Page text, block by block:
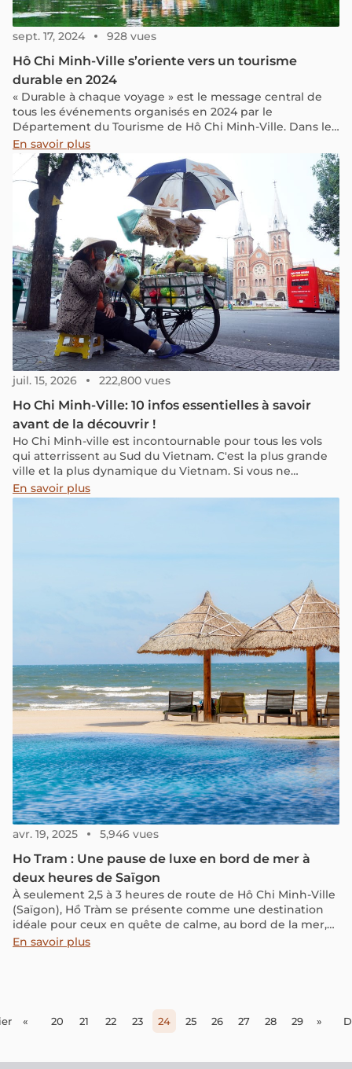
sept. 17, 2024 928 vues
Hô Chi Minh-Ville s’oriente vers un tourisme
durable en 2024
« Durable à chaque voyage » est le message central de
tous les événements organisés en 2024 par le
Département du Tourisme de Hô Chi Minh-Ville. Dans le
cadre de la transition énergétique sans émissions visant
un développement durable, les autorités de la métropole
du sud, en collaboration avec des partenaires dans le
domaine du tourisme, ont activement proposé aux
voyageurs des circuits de tourisme responsables lors du
salon ITE HCMC 2024 (le 18ème Salon International du
Tourisme, un événement de premier plan et de grande
envergure au Vietnam).
En savoir plus
juil. 15, 2026 222,800 vues
Ho Chi Minh-Ville: 10 infos essentielles à savoir
avant de la découvrir !
Ho Chi Minh-ville est incontournable pour tous les vols
qui atterrissent au Sud du Vietnam. C'est la plus grande
ville et la plus dynamique du Vietnam. Si vous ne
connaissez pas cette ville et que vous vous demandez
quoi faire ou quoi visiter, cet article est pour vous.
En savoir plus
avr. 19, 2025 5,946 vues
Ho Tram : Une pause de luxe en bord de mer à
deux heures de Saïgon
À seulement 2,5 à 3 heures de route de Hô Chi Minh-Ville
(Saïgon), Hồ Tràm se présente comme une destination
idéale pour ceux en quête de calme, au bord de la mer,
loin du tumulte urbain. Grâce à sa proximité, il est facile
En savoir plus
« 20 21 22 23 24 25 26 27 28 29 »